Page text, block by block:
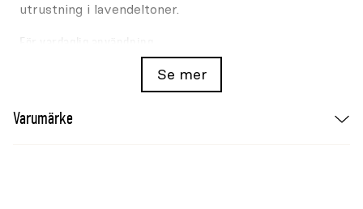
utrustning i lavendeltoner.
För vardaglig användning
Grimman är framtagen för praktisk användning i
vardagen, exempelvis vid skötsel, ledning och
uppsikt och anpassas efter hästens storlek och
Se mer
Varumärke